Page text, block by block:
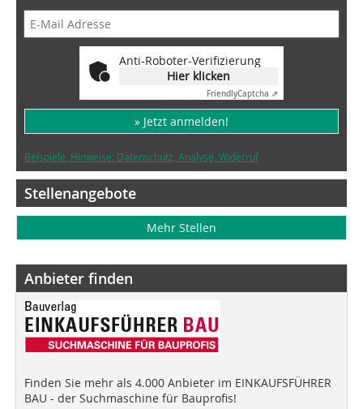
Anti-Roboter-Verifizierung
Hier klicken
FriendlyCaptcha ⇗
» Jetzt anmelden!
Beispiele, Hinweise: Datenschutz, Analyse, Widerruf
Stellenangebote
Mehr Stellen
Anbieter finden
Finden Sie mehr als 4.000 Anbieter im EINKAUFSFÜHRER
BAU - der Suchmaschine für Bauprofis!